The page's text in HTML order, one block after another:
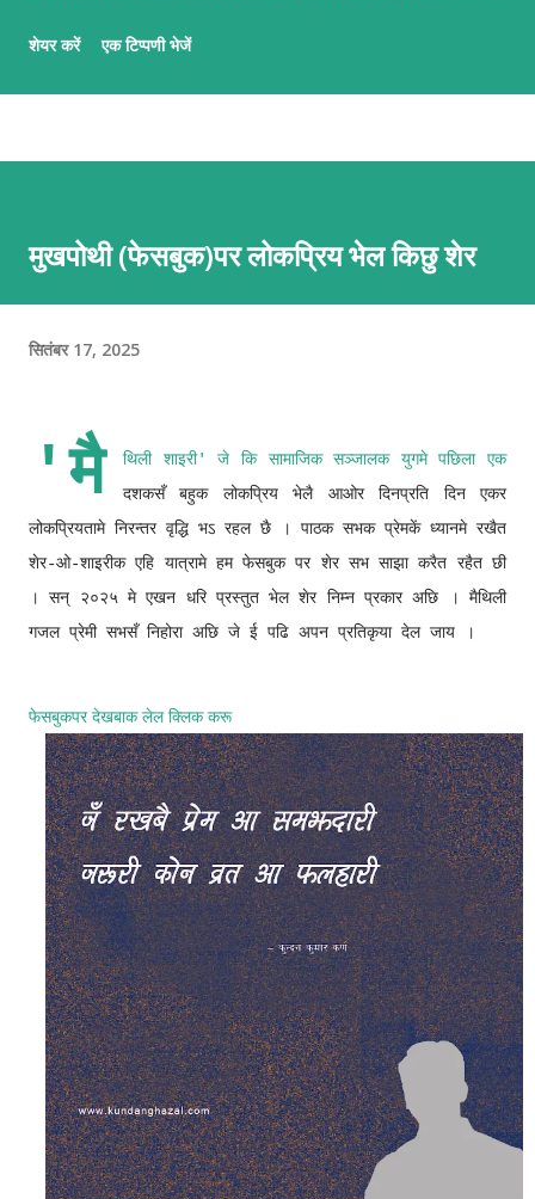
कार्यमे आशीष अनचिनहार, कुन्दन कुमार कर्ण आ अभिलाष ठाकुर उल्लेखनीय काज
'मैथिली गजल पाठशाला'सँ जुटू
शेयर करें एक टिप्पणी भेजें
मुखपोथी (फेसबुक)पर लोकप्रिय भेल किछु शेर
सितंबर 17, 2025
'मै
थिली शाइरी' जे कि सामाजिक सञ्जालक युगमे पछिला एक
दशकसँ बहुक लोकप्रिय भेलै आओर दिनप्रति दिन एकर
लोकप्रियतामे निरन्तर वृद्धि भऽ रहल छै । पाठक सभक प्रेमकें ध्यानमे रखैत
शेर-ओ-शाइरीक एहि यात्रामे हम फेसबुक पर शेर सभ साझा करैत रहैत छी
। सन् २०२५ मे एखन धरि प्रस्तुत भेल शेर निम्न प्रकार अछि । मैथिली
गजल प्रेमी सभसँ निहोरा अछि जे ई पढि अपन प्रतिकृया देल जाय ।
फेसबुकपर देखबाक लेल क्लिक करू